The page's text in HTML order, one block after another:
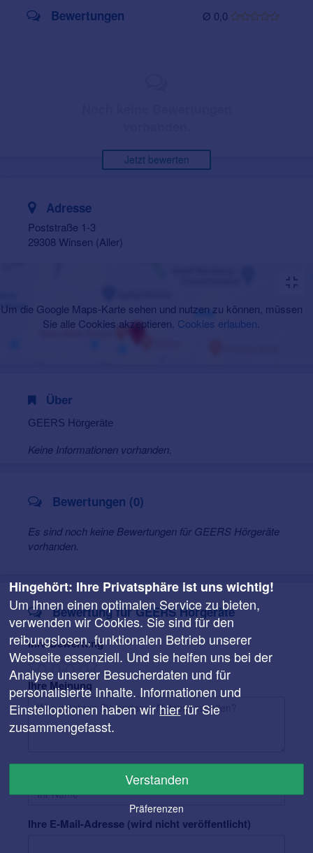
Ø 0,0
Bewertungen
Jetzt bewerten
Adresse
Poststraße 1-3
29308 Winsen (Aller)
Um die Google Maps-Karte sehen und nutzen zu können, müssen
Sie alle Cookies akzeptieren. Cookies erlauben
Über
GEERS Hörgeräte
Keine Informationen vorhanden.
Bewertungen (0)
Es sind noch keine Bewertungen für GEERS Hörgeräte
vorhanden.
Bewertung für GEERS Hörgeräte
Ihre Bewertung
Ihre Meinung
Ihre E-Mail-Adresse (wird nicht veröffentlicht)
Hingehört: Ihre Privatsphäre ist uns wichtig!
Um Ihnen einen optimalen Service zu bieten,
verwenden wir Cookies. Sie sind für den
reibungslosen, funktionalen Betrieb unserer
Webseite essenziell. Und sie helfen uns bei der
Analyse unserer Besucherdaten und für
personalisierte Inhalte. Informationen und
Einstelloptionen haben wir hierfür Sie
zusammengefasst.
Verstanden
Präferenzen